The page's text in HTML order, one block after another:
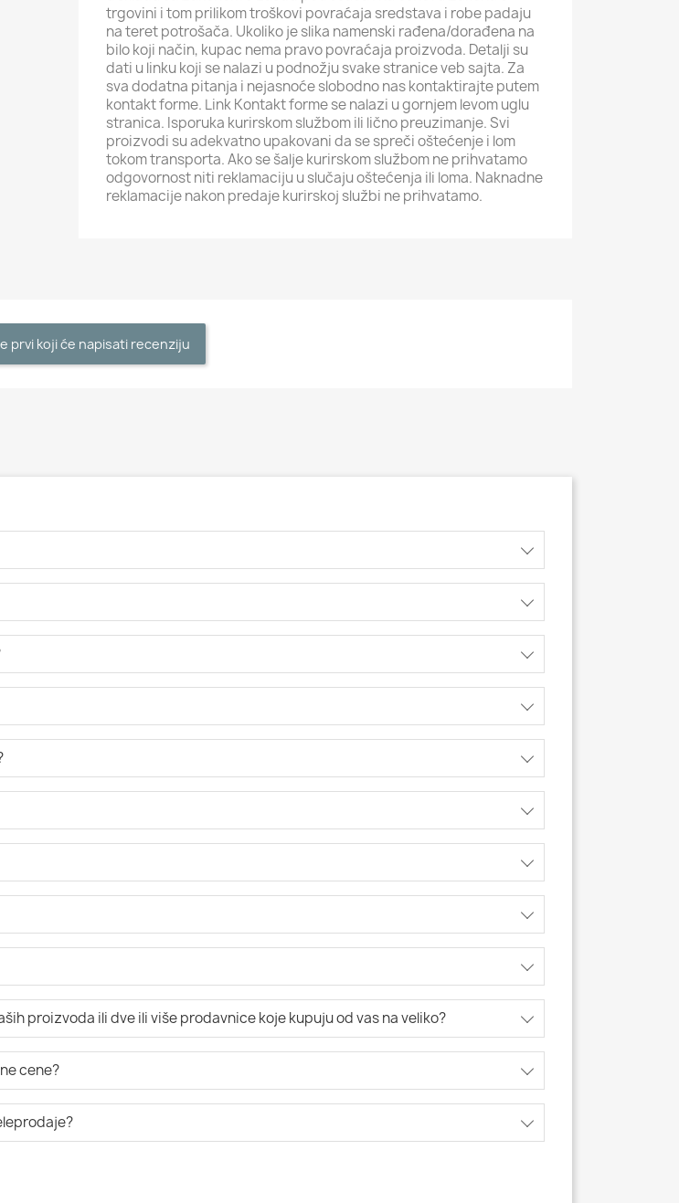
trgovini i tom prilikom troškovi povraćaja sredstava i robe padaju
na teret potrošača. Ukoliko je slika namenski rađena/dorađena na
bilo koji način, kupac nema pravo povraćaja proizvoda. Detalji su
dati u linku koji se nalazi u podnožju svake stranice veb sajta. Za
sva dodatna pitanja i nejasnoće slobodno nas kontaktirajte putem
kontakt forme. Link Kontakt forme se nalazi u gornjem levom uglu
stranica. Isporuka kurirskom službom ili lično preuzimanje. Svi
proizvodi su adekvatno upakovani da se spreči oštećenje i lom
tokom transporta. Ako se šalje kurirskom službom ne prihvatamo
odgovornost niti reklamaciju u slučaju oštećenja ili loma. Naknadne
reklamacije nakon predaje kurirskoj službi ne prihvatamo.
prvi koji će napisati recenziju
proizvoda ili dve ili više prodavnice koje kupuju od vas na veliko?
cene?